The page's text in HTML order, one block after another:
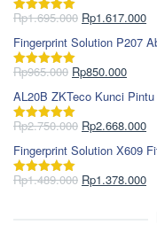
Rp1.978.000.
Dinilai5.00
Rp1.695.000 Harga
aslinya
adalah:
Rp1.695.000.
Rp1.617.000
ini
Fingerprint Solution P207
Dinilai5.00
Rp965.000 Harga
aslinya
adalah:
Rp965.000.
Rp850.000Harga
saat
ini
adalah:
AL20B ZKTeco Kunci
Dinilai5.00
Rp2.750.000 Harga
aslinya
adalah:
Rp2.750.000.
Rp2.668.000
ini
Fingerprint Solution X609
Dinilai5.00
Rp1.489.000 Harga
Rp1.378.000